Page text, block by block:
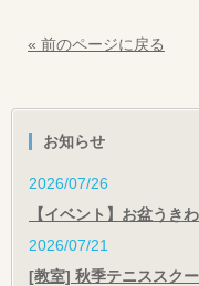
« 前のページに戻る
お知らせ
2026/07/26
【イベント】お盆うき
2026/07/21
[教室] 秋季テニススク